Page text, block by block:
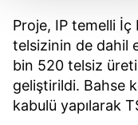
Her halükârda,
takdirde,
gösterilmeyecektir."
Sizlere daha iyi bir
Sitemizde kendimize
Proje, IP temelli İç
telsizinin de dahil
bin 520 telsiz
geliştirildi. Bahse
kabulü yapılarak